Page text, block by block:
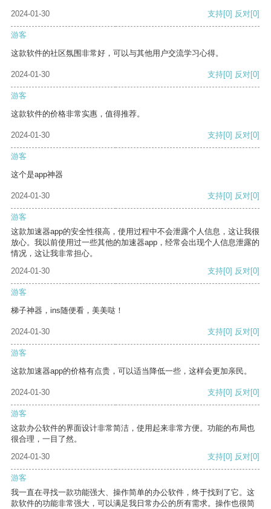
2024-01-30
支持[0] 反对[0]
游客
这款软件的社区氛围非常好，可以与其他用户交流学习心得。
2024-01-30 支持[0] 反对[0]
游客
这款软件的价格非常实惠，值得推荐。
2024-01-30 支持[0] 反对[0]
游客
这个是app神器
2024-01-30 支持[0] 反对[0]
游客
这款加速器app的安全性很高，使用过程中不会泄露个人信息，这让我很
放心。我以前使用过一些其他的加速器app，经常会出现个人信息泄露的
情况，这让我非常担心。
2024-01-30
支持[0] 反对[0]
游客
梯子神器，ins随便看，美美哒！
2024-01-30 支持[0] 反对[0]
游客
这款加速器app的价格有点贵，可以适当降低一些，这样会更加亲民。
2024-01-30 支持[0] 反对[0]
游客
这款办公软件的界面设计非常简洁，使用起来非常方便。功能的布局也
很合理，一目了然。
2024-01-30
支持[0] 反对[0]
游客
我一直在寻找一款功能强大、操作简单的办公软件，终于找到了它。这
款软件的功能非常强大，可以满足我日常办公的所有需求。操作也很简